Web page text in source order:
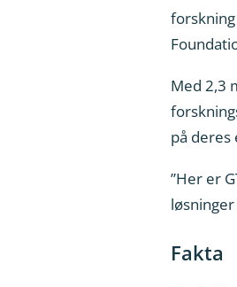
Med 2,3
på deres
”Her er
Fakta